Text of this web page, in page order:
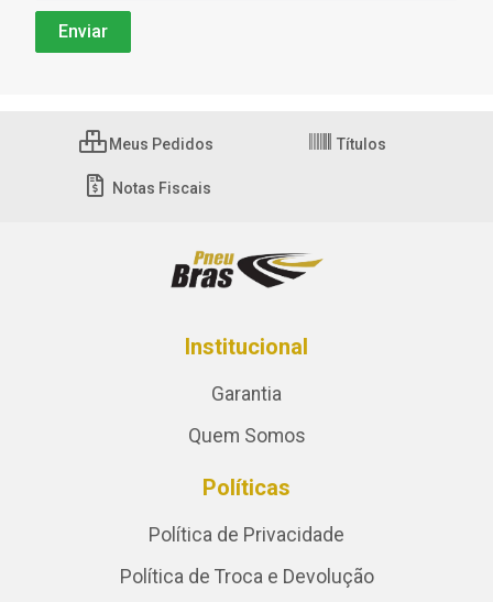
Meus Pedidos Títulos
Notas Fiscais
Institucional
Garantia
Quem Somos
Políticas
Política de Privacidade
Política de Troca e Devolução